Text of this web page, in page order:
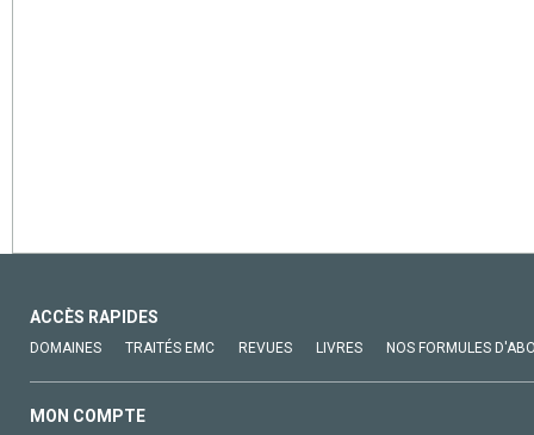
ACCÈS RAPIDES
DOMAINES TRAITÉS EMC REVUES LIVRES NOS FORMULES
MON COMPTE